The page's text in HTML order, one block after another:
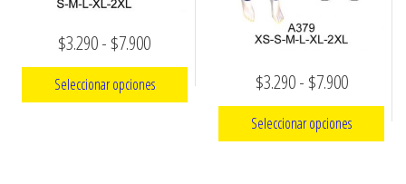
la
página
de
producto
$3.290- $7.900Rango
de
precios:
Seleccionar opciones $3.290- $7.900Rango
de
precios:
Seleccionar opciones